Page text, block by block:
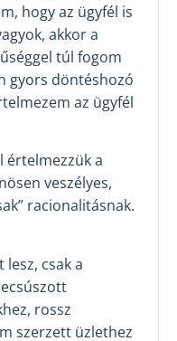
hogy az ügyfél is
akkor a
túl fogom
gyors döntéshozó
az ügyfél
értelmezzük a
veszélyes,
racionalitásnak.
csak a
rossz
szerzett üzlethez